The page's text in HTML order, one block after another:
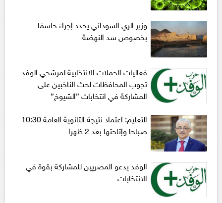
وزير الري السوداني يحدد إجراءً حاسمًا
بخصوص سد النهضة
فعاليات الحملات الانتخابية لمرشحي الوفد
تجوب المحافظات لحث الناخبين على
المشاركة في انتخابات ”الشيوخ”
التعليم: اعتماد نتيجة الثانوية العامة 10:30
صباحا وإتاحتها بعد 2 ظهرا
الوفد يدعو المصريين للمشاركة بقوة في
الانتخابات